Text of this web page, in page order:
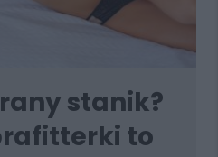
stanik?
to